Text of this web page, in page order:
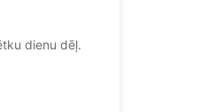
dienu dēļ.